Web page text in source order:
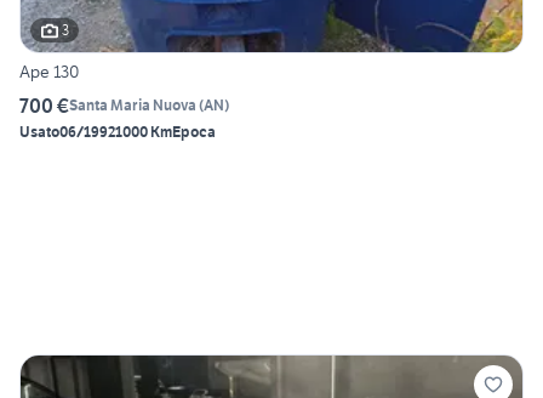
3
Ape 130
700 €Santa Maria Nuova (AN)
Usato06/19921000 KmEpoca